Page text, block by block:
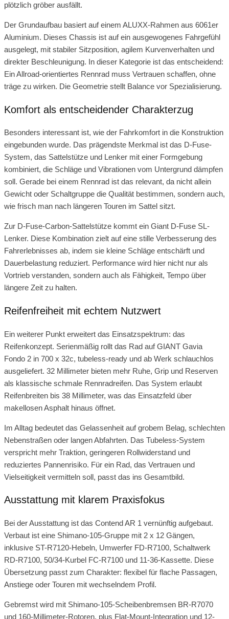
plötzlich gröber ausfällt.
Der Grundaufbau basiert auf einem ALUXX-Rahmen aus 6061er
Aluminium. Dieses Chassis ist auf ein ausgewogenes Fahrgefühl
ausgelegt, mit stabiler Sitzposition, agilem Kurvenverhalten und
direkter Beschleunigung. In dieser Kategorie ist das entscheidend:
Ein Allroad-orientiertes Rennrad muss Vertrauen schaffen, ohne
träge zu wirken. Die Geometrie stellt Balance vor Spezialisierung.
Komfort als entscheidender Charakterzug
Besonders interessant ist, wie der Fahrkomfort in die Konstruktion
eingebunden wurde. Das prägendste Merkmal ist das D-Fuse-
System, das Sattelstütze und Lenker mit einer Formgebung
kombiniert, die Schläge und Vibrationen vom Untergrund dämpfen
soll. Gerade bei einem Rennrad ist das relevant, da nicht allein
Gewicht oder Schaltgruppe die Qualität bestimmen, sondern auch,
wie frisch man nach längeren Touren im Sattel sitzt.
Zur D-Fuse-Carbon-Sattelstütze kommt ein Giant D-Fuse SL-
Lenker. Diese Kombination zielt auf eine stille Verbesserung des
Fahrerlebnisses ab, indem sie kleine Schläge entschärft und
Dauerbelastung reduziert. Performance wird hier nicht nur als
Vortrieb verstanden, sondern auch als Fähigkeit, Tempo über
längere Zeit zu halten.
Reifenfreiheit mit echtem Nutzwert
Ein weiterer Punkt erweitert das Einsatzspektrum: das
Reifenkonzept. Serienmäßig rollt das Rad auf GIANT Gavia
Fondo 2 in 700 x 32c, tubeless-ready und ab Werk schlauchlos
ausgeliefert. 32 Millimeter bieten mehr Ruhe, Grip und Reserven
als klassische schmale Rennradreifen. Das System erlaubt
Reifenbreiten bis 38 Millimeter, was das Einsatzfeld über
makellosen Asphalt hinaus öffnet.
Im Alltag bedeutet das Gelassenheit auf grobem Belag, schlechten
Nebenstraßen oder langen Abfahrten. Das Tubeless-System
verspricht mehr Traktion, geringeren Rollwiderstand und
reduziertes Pannenrisiko. Für ein Rad, das Vertrauen und
Vielseitigkeit vermitteln soll, passt das ins Gesamtbild.
Ausstattung mit klarem Praxisfokus
Bei der Ausstattung ist das Contend AR 1 vernünftig aufgebaut.
Verbaut ist eine Shimano-105-Gruppe mit 2 x 12 Gängen,
inklusive ST-R7120-Hebeln, Umwerfer FD-R7100, Schaltwerk
RD-R7100, 50/34-Kurbel FC-R7100 und 11-36-Kassette. Diese
Übersetzung passt zum Charakter: flexibel für flache Passagen,
Anstiege oder Touren mit wechselndem Profil.
Gebremst wird mit Shimano-105-Scheibenbremsen BR-R7070
und 160-Millimeter-Rotoren, plus Flat-Mount-Integration und 12-